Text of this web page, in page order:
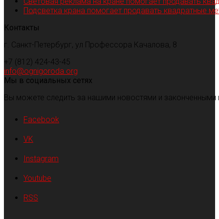
Подсветка крана помогает продавать квадратные
Контакты
г. Санкт-Петербург, ул Профессора Качалова, 8
+7 (812) 424-43-45
info@ognigoroda.org
Мы в социальных сетях
Вы можете следить за нашими новостями и
Facebook
VK
Instagram
Youtube
RSS